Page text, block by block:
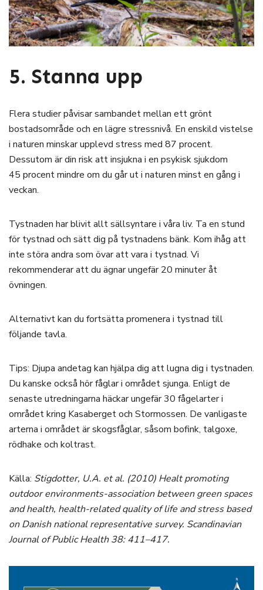
5. Stanna upp
Flera studier påvisar sambandet mellan ett grönt
bostadsområde och en lägre stressnivå. En enskild vistelse
i naturen minskar upplevd stress med 87 procent.
Dessutom är din risk att insjukna i en psykisk sjukdom
45 procent mindre om du går ut i naturen minst en gång i
veckan.
Tystnaden har blivit allt sällsyntare i våra liv. Ta en stund
för tystnad och sätt dig på tystnadens bänk. Kom ihåg att
inte störa andra som övar att vara i tystnad. Vi
rekommenderar att du ägnar ungefär 20 minuter åt
övningen.
Alternativt kan du fortsätta promenera i tystnad till
följande tavla.
Tips: Djupa andetag kan hjälpa dig att lugna dig i tystnaden.
Du kanske också hör fåglar i området sjunga. Enligt de
senaste utredningarna häckar ungefär 30 fågelarter i
området kring Kasaberget och Stormossen. De vanligaste
arterna i området är skogsfåglar, såsom bofink, talgoxe,
rödhake och koltrast.
Källa: Stigdotter, U.A. et al. (2010) Healt promoting
outdoor environments-association between green spaces
and health, health-related quality of life and stress based
on Danish national representative survey. Scandinavian
Journal of Public Health 38: 411–417.